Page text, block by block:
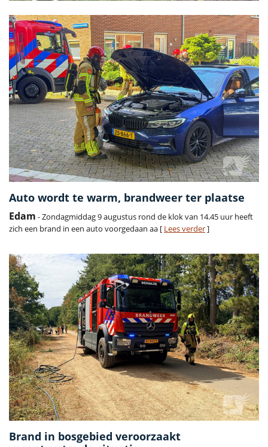
Auto wordt te warm, brandweer ter plaatse
Edam - Zondagmiddag 9 augustus rond de klok van 14.45 uur heeft
zich een brand in een auto voorgedaan aa [ Lees verder]
Brand in bosgebied veroorzaakt